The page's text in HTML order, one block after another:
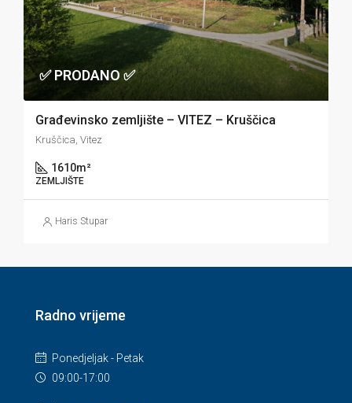
✅ PRODANO ✅
Građevinsko zemljište – VITEZ – Kruščica
Kruščica, Vitez
1610m²
ZEMLJIŠTE
Haris Stupar
Radno vrijeme
Ponedjeljak - Petak
09:00-17:00